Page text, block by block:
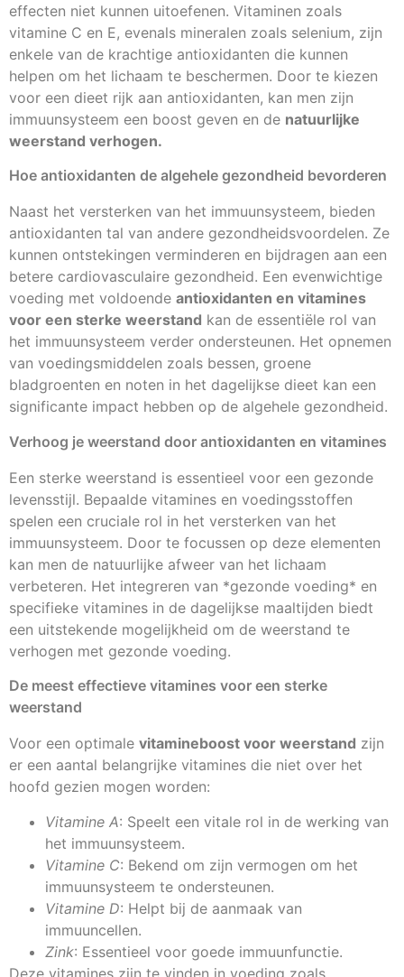
effecten niet kunnen uitoefenen. Vitaminen zoals
vitamine C en E, evenals mineralen zoals selenium, zijn
enkele van de krachtige antioxidanten die kunnen
helpen om het lichaam te beschermen. Door te kiezen
voor een dieet rijk aan antioxidanten, kan men zijn
immuunsysteem een boost geven en de natuurlijke
weerstand verhogen.
Hoe antioxidanten de algehele gezondheid bevorderen
Naast het versterken van het immuunsysteem, bieden
antioxidanten tal van andere gezondheidsvoordelen. Ze
kunnen ontstekingen verminderen en bijdragen aan een
betere cardiovasculaire gezondheid. Een evenwichtige
voeding met voldoende antioxidanten en vitamines
voor een sterke weerstand kan de essentiële rol van
het immuunsysteem verder ondersteunen. Het opnemen
van voedingsmiddelen zoals bessen, groene
bladgroenten en noten in het dagelijkse dieet kan een
significante impact hebben op de algehele gezondheid.
Verhoog je weerstand door antioxidanten en vitamines
Een sterke weerstand is essentieel voor een gezonde
levensstijl. Bepaalde vitamines en voedingsstoffen
spelen een cruciale rol in het versterken van het
immuunsysteem. Door te focussen op deze elementen
kan men de natuurlijke afweer van het lichaam
verbeteren. Het integreren van *gezonde voeding* en
specifieke vitamines in de dagelijkse maaltijden biedt
een uitstekende mogelijkheid om de weerstand te
verhogen met gezonde voeding.
De meest effectieve vitamines voor een sterke
weerstand
Voor een optimale vitamineboost voor weerstand zijn
er een aantal belangrijke vitamines die niet over het
hoofd gezien mogen worden:
Vitamine A: Speelt een vitale rol in de werking van
het immuunsysteem.
Vitamine C: Bekend om zijn vermogen om het
immuunsysteem te ondersteunen.
Vitamine D: Helpt bij de aanmaak van
immuuncellen.
Zink: Essentieel voor goede immuunfunctie.
Deze vitamines zijn te vinden in voeding zoals